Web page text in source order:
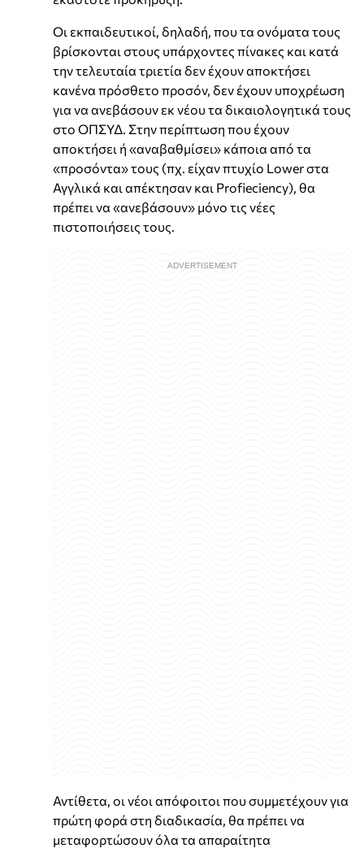
Οι εκπαιδευτικοί, δηλαδή, που τα ονόματα τους
βρίσκονται στους υπάρχοντες πίνακες και κατά
την τελευταία τριετία δεν έχουν αποκτήσει
κανένα πρόσθετο προσόν, δεν έχουν υποχρέωση
για να ανεβάσουν εκ νέου τα δικαιολογητικά τους
στο ΟΠΣΥΔ. Στην περίπτωση που έχουν
αποκτήσει ή «αναβαθμίσει» κάποια από τα
«προσόντα» τους (πχ. είχαν πτυχίο Lower στα
Αγγλικά και απέκτησαν και Profieciency), θα
πρέπει να «ανεβάσουν» μόνο τις νέες
πιστοποιήσεις τους.
Αντίθετα, οι νέοι απόφοιτοι που συμμετέχουν για
πρώτη φορά στη διαδικασία, θα πρέπει να
μεταφορτώσουν όλα τα απαραίτητα